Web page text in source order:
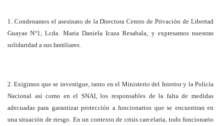
1. Condenamos el asesinato de la Directora Centro de Privación de Libertad
Guayas N°1, Lcda. Maria Daniela Icaza Resabala, y expresamos nuestras
solidaridad a sus familiares.
2. Exigimos que se investigue, tanto en el Ministerio del Interior y la Policía
Nacional así como en el SNAI, los responsables de la falta de medidas
adecuadas para garantizar protección a funcionarios que se encuentran en
una situación de riesgo. En un contexto de crisis carcelaria, todo funcionario